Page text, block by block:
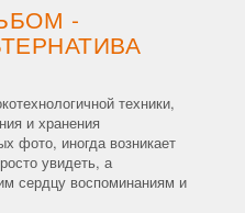
-
техники,
и хранения
фото, иногда возникает
увидеть, а
сердцу воспоминаниям и